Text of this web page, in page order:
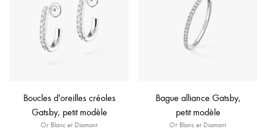
Boucles d'oreilles créoles
Gatsby, petit modèle
Or Blanc et Diamant
Bague alliance Gatsby,
petit modèle
Or Blanc et Diamant